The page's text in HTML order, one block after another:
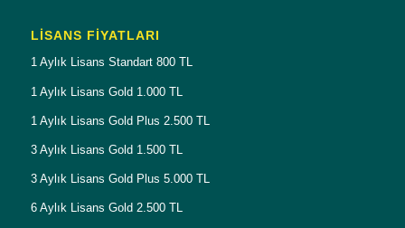
LISANS FIYATLARI
1 Aylık Lisans Standart 800 TL
1 Aylık Lisans Gold 1.000 TL
1 Aylık Lisans Gold Plus 2.500 TL
3 Aylık Lisans Gold 1.500 TL
3 Aylık Lisans Gold Plus 5.000 TL
6 Aylık Lisans Gold 2.500 TL